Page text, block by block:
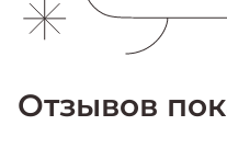
Отзывов